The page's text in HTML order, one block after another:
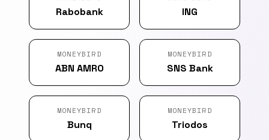
Rabobank ING
MONEYBIRD
ABN AMRO
MONEYBIRD
SNS Bank
MONEYBIRD
Bunq
MONEYBIRD
Triodos